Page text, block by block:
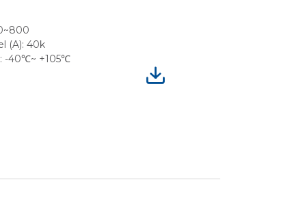
(A): 40k
-40℃~ +105℃